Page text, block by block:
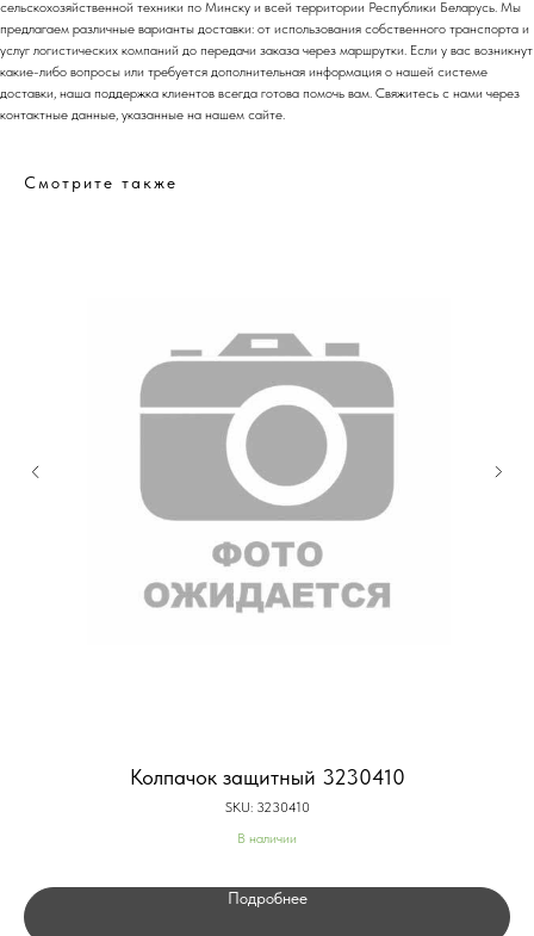
сельскохозяйственной техники по Минску и всей территории Республики Беларусь. Мы
предлагаем различные варианты доставки: от использования собственного транспорта и
услуг логистических компаний до передачи заказа через маршрутки. Если у вас возникнут
какие-либо вопросы или требуется дополнительная информация о нашей системе
доставки, наша поддержка клиентов всегда готова помочь вам. Свяжитесь с нами через
контактные данные, указанные на нашем сайте.
Смотрите также
Колпачок защитный 3230410
SKU: 3230410
В наличии
Подробнее